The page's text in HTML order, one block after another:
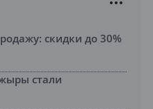
скидки до 30%
стали